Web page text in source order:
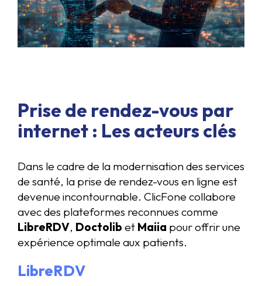
Prise de rendez-vous par
internet : Les acteurs clés
Dans le cadre de la modernisation des services
de santé, la prise de rendez-vous en ligne est
devenue incontournable. ClicFone collabore
avec des plateformes reconnues comme
LibreRDV, Doctolib et Maiia pour offrir une
expérience optimale aux patients.
LibreRDV